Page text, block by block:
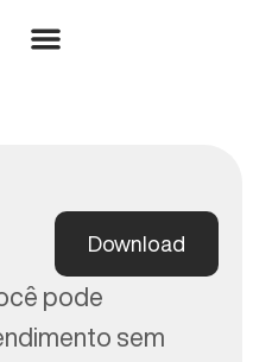
Download
pode
sem